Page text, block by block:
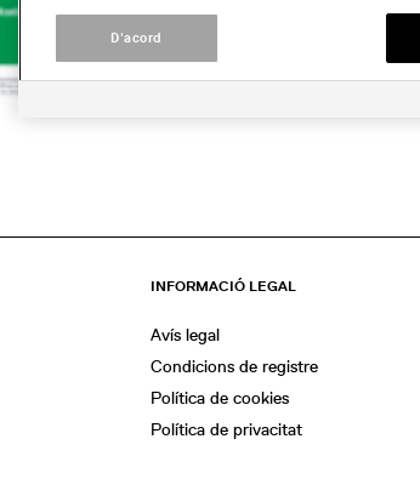
INFORMACIÓ LEGAL
Avís legal
Condicions de registre
Política de cookies
Política de privacitat
D'acord